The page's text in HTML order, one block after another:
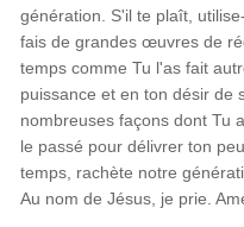
génération. S'il te plaît,
fais de grandes œuvres de
temps comme Tu l'as fait
puissance et en ton désir de
nombreuses façons dont Tu
le passé pour délivrer ton
temps, rachète notre
Au nom de Jésus, je prie.